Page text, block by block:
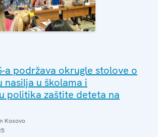
a podržava okrugle stolove o
nasilja u školama i
politika zaštite deteta na
Kosovo